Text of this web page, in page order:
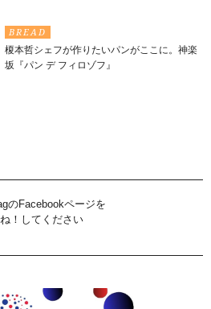
BREAD
榎本哲シェフが作りたいパンがここに。神楽
坂『パン デ フィロゾフ』
のFacebookページを
！してください